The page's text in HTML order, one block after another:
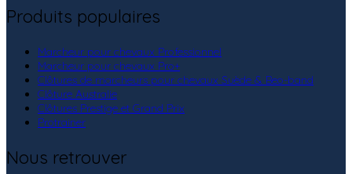
Produits populaires
Marcheur pour chevaux Professionnel
Marcheur pour chevaux Pro+
Clôtures de marcheurs pour chevaux Suède & Beo-band
Clôture Australie
Clôtures Prestige et Grand Prix
Protrainer
Nous retrouver